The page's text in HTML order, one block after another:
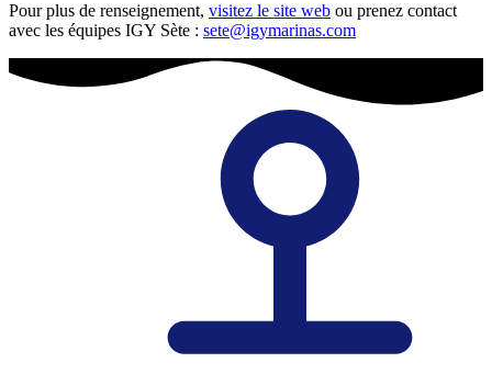
Pour plus de renseignement, visitez le site web ou prenez contact
avec les équipes IGY Sète : sete@igymarinas.com